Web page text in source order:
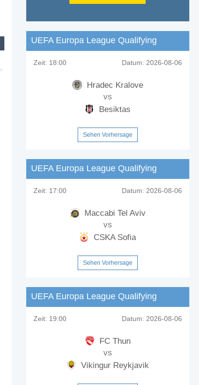
UEFA Europa League Qualifying
Zeit: 18:00 Datum: 2026-08-06
Hradec Kralove
vs
Besiktas
Sehen Vorhersage
UEFA Europa League Qualifying
Zeit: 17:00 Datum: 2026-08-06
Maccabi Tel Aviv
vs
CSKA Sofia
Sehen Vorhersage
UEFA Europa League Qualifying
Zeit: 19:00 Datum: 2026-08-06
FC Thun
vs
Vikingur Reykjavik